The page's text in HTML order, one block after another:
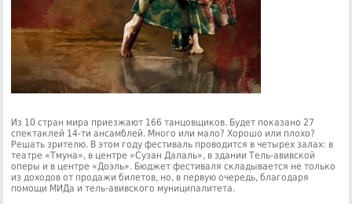
Из 10 стран мира приезжают 166 танцовщиков. Будет показано 27
спектаклей 14-ти ансамблей. Много или мало? Хорошо или плохо?
Решать зрителю. В этом году фестиваль проводится в четырех залах: в
театре «Тмуна», в центре «Сузан Далаль», в здании Тель-авивской
оперы и в центре «Доэль». Бюджет фестиваля складывается не только
из доходов от продажи билетов, но, в первую очередь, благодаря
помощи МИДа и тель-авивского муниципалитета.